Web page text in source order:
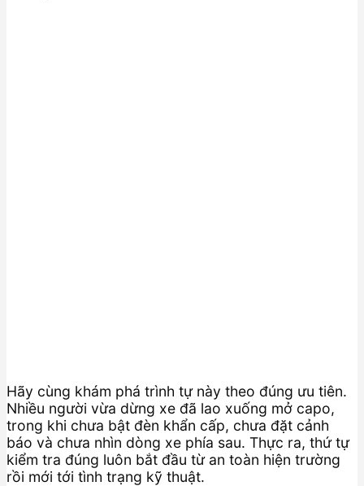
Hãy cùng khám phá trình tự này theo đúng ưu tiên.
Nhiều người vừa dừng xe đã lao xuống mở capo,
trong khi chưa bật đèn khẩn cấp, chưa đặt cảnh
báo và chưa nhìn dòng xe phía sau. Thực ra, thứ tự
kiểm tra đúng luôn bắt đầu từ an toàn hiện trường
rồi mới tới tình trạng kỹ thuật.